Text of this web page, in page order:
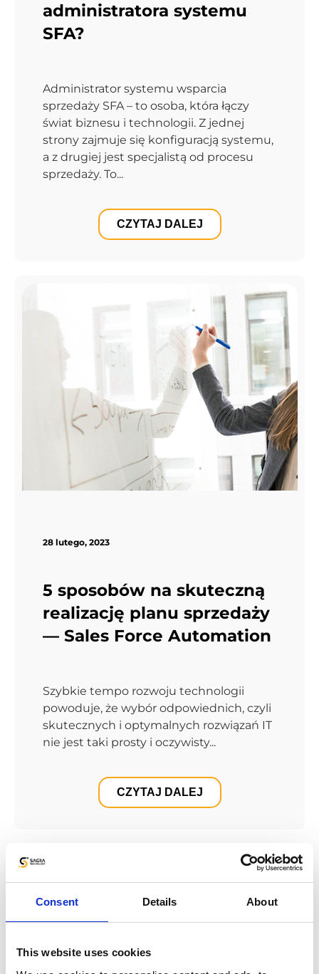
Consent Details About
This website uses cookies
CZYTAJ DALEJ
administratora systemu
SFA?
Administrator systemu wsparcia
sprzedaży SFA – to osoba, która łączy
świat biznesu i technologii. Z jednej
strony zajmuje się konfiguracją systemu,
a z drugiej jest specjalistą od procesu
sprzedaży. To...
CZYTAJ DALEJ
28 lutego, 2023
5 sposobów na skuteczną
realizację planu sprzedaży
— Sales Force Automation
Szybkie tempo rozwoju technologii
powoduje, że wybór odpowiednich, czyli
skutecznych i optymalnych rozwiązań IT
nie jest taki prosty i oczywisty...